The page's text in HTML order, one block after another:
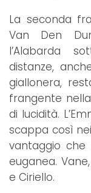
La seconda
Van Den
l’Alabarda
distanze,
giallonera,
frangente
di lucidità.
scappa così
vantaggio che
euganea.
e Ciriello.